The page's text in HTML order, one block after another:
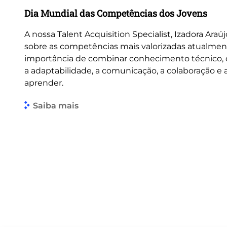
Dia Mundial das Competências dos Jovens
A nossa Talent Acquisition Specialist, Izadora
sobre as competências mais valorizadas
importância de combinar conhecimento
a adaptabilidade, a comunicação, a colaboração
aprender.
Saiba mais